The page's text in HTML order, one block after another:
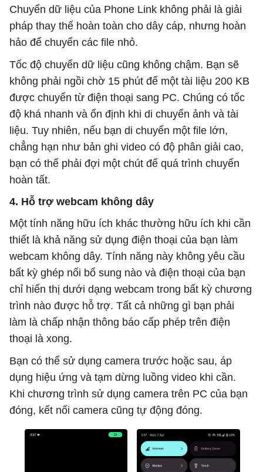
Chuyển dữ liệu của Phone Link không phải là giải
pháp thay thế hoàn toàn cho dây cáp, nhưng hoàn
hảo để chuyển các file nhỏ.
Tốc độ chuyển dữ liệu cũng không chậm. Bạn sẽ
không phải ngồi chờ 15 phút để một tài liệu 200 KB
được chuyển từ điện thoại sang PC. Chúng có tốc
độ khá nhanh và ổn định khi di chuyển ảnh và tài
liệu. Tuy nhiên, nếu bạn di chuyển một file lớn,
chẳng hạn như bản ghi video có độ phân giải cao,
bạn có thể phải đợi một chút để quá trình chuyển
hoàn tất.
4. Hỗ trợ webcam không dây
Một tính năng hữu ích khác thường hữu ích khi cần
thiết là khả năng sử dụng điện thoại của bạn làm
webcam không dây. Tính năng này không yêu cầu
bất kỳ ghép nối bổ sung nào và điện thoại của bạn
chỉ hiển thị dưới dạng webcam trong bất kỳ chương
trình nào được hỗ trợ. Tất cả những gì bạn phải
làm là chấp nhận thông báo cấp phép trên điện
thoại là xong.
Bạn có thể sử dụng camera trước hoặc sau, áp
dụng hiệu ứng và tạm dừng luồng video khi cần.
Khi chương trình sử dụng camera trên PC của bạn
đóng, kết nối camera cũng tự động đóng.